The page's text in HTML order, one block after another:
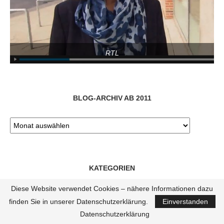
RTL
BLOG-ARCHIV AB 2011
KATEGORIEN
Diese Website verwendet Cookies – nähere Informationen dazu
finden Sie in unserer Datenschutzerklärung.
Einverstanden
Datenschutzerklärung